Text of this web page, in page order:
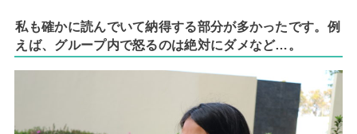
私も確かに読んでいて納得する部分が多かったです。例
えば、グループ内で怒るのは絶対にダメなど…。